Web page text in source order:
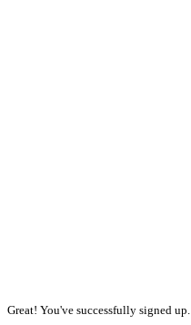
Great! You've successfully signed up.